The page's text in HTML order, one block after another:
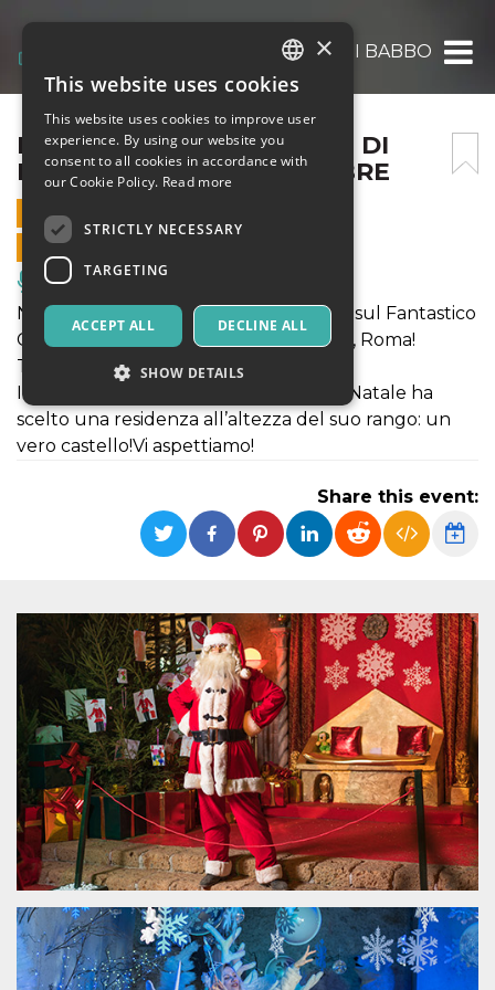
IL FANTASTICO CASTELLO DI BABBO
IL FANTASTICO CASTELLO DI
BABBO NATALE 2 DICEMBRE
2 DECEMBER 2018 - 09:00
ONLINE SALES ENDED
Music, Live Events, Clubs
NATALE 2018 - Si accendono i riflettori sul Fantastico
Castello di Babbo Natale a Lunghezza, Roma!
TANTE NOVITA'!!!
Il Signore assoluto delle feste, Babbo Natale ha
scelto una residenza all’altezza del suo rango: un
vero castello!Vi aspettiamo!
Share this event:
ITALIAN
ENGLISH
SPANISH
×
This website uses cookies
This website uses cookies to improve user
experience. By using our website you
consent to all cookies in accordance with
our Cookie Policy. Read more
STRICTLY NECESSARY
TARGETING
ACCEPT ALL DECLINE ALL
SHOW DETAILS
Strictly necessary Targeting
functionality such as user login and account
management. The website cannot be used
properly without strictly necessary cookies.
cf_clearance
Cloudflare,
Inc.
.oooh.events
1 year
This cookie
is used by
the
CloudFlare
service to
identify
trusted web
traffic and
override any
security
restrictions
based on
the visitor's
IP address. It
is essential
for
supporting a
website's
security
features and
in providing
protection
against
malicious